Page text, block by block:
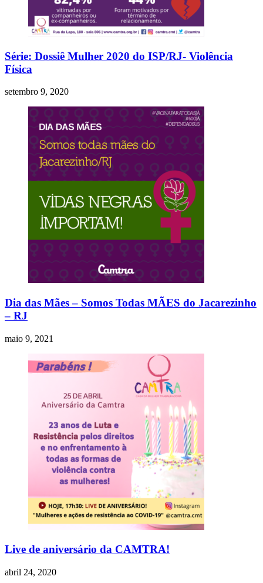
Série: Dossiê Mulher 2020 do ISP/RJ- Violência
Física
setembro 9, 2020
Dia das Mães – Somos Todas MÃES do Jacarezinho
– RJ
maio 9, 2021
Live de aniversário da CAMTRA!
abril 24, 2020